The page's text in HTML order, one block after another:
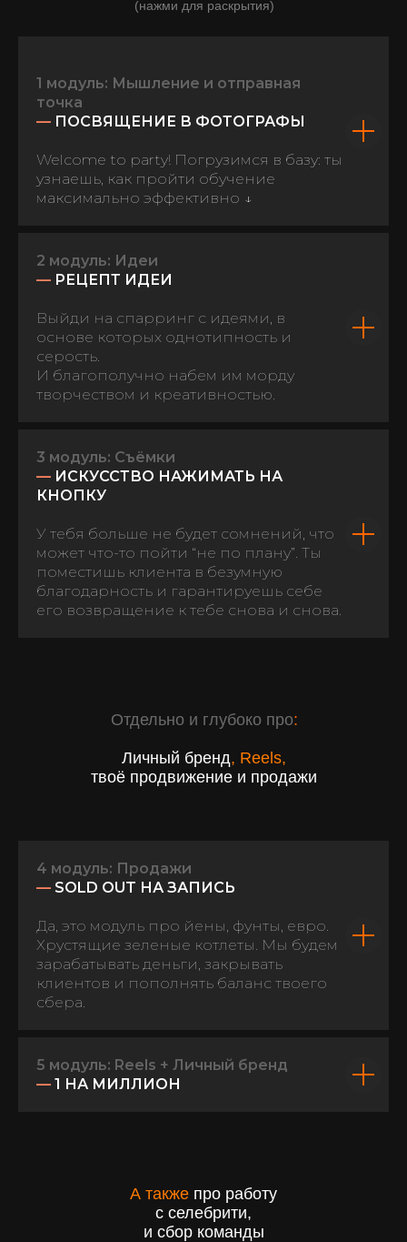
(нажми для раскрытия)
1 модуль: Мышление и отправная
точка
— ПОСВЯЩЕНИЕ В ФОТОГРАФЫ
Welcome to party! Погрузимся в базу: ты
узнаешь, как пройти обучение
максимально эффективно ↓
2 модуль: Идеи
— РЕЦЕПТ ИДЕИ
Выйди на спарринг с идеями, в
основе которых однотипность и
серость.
И благополучно набем им морду
творчеством и креативностью.
3 модуль: Съёмки
— ИСКУССТВО НАЖИМАТЬ НА
КНОПКУ
У тебя больше не будет сомнений, что
может что-то пойти “не по плану”. Ты
поместишь клиента в безумную
благодарность и гарантируешь себе
его возвращение к тебе снова и снова.
Отдельно и глубоко про:
Личный бренд, Reels,
твоё продвижение и продажи
4 модуль: Продажи
— SOLD OUT НА ЗАПИСЬ
Да, это модуль про йены, фунты, евро.
Хрустящие зеленые котлеты. Мы будем
зарабатывать деньги, закрывать
клиентов и пополнять баланс твоего
сбера.
5 модуль: Reels + Личный бренд
— 1 НА МИЛЛИОН
А также про работу
с селебрити,
и сбор команды